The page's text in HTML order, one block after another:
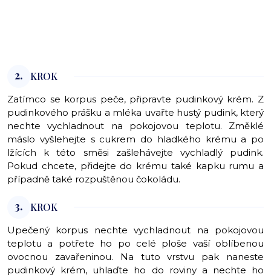
2. KROK
Zatímco se korpus peče, připravte pudinkový krém. Z
pudinkového prášku a mléka uvařte hustý pudink, který
nechte vychladnout na pokojovou teplotu. Změklé
máslo vyšlehejte s cukrem do hladkého krému a po
lžících k této směsi zašlehávejte vychladlý pudink.
Pokud chcete, přidejte do krému také kapku rumu a
případně také rozpuštěnou čokoládu.
3. KROK
Upečený korpus nechte vychladnout na pokojovou
teplotu a potřete ho po celé ploše vaší oblíbenou
ovocnou zavařeninou. Na tuto vrstvu pak naneste
pudinkový krém, uhlaďte ho do roviny a nechte ho